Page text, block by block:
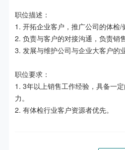
职位描述：
1. 开拓企业客户，推广公司的体检/
2. 负责与客户的对接沟通，负责销
3. 发展与维护公司与企业大客户的
职位要求：
1. 3年以上销售工作经验，具备一
力。
2. 有体检行业客户资源者优先。